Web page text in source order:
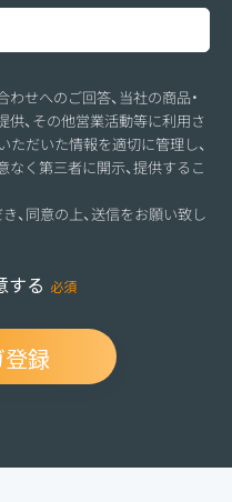
せへのご回答、当社の商品・
供、その他営業活動等に利用さ
ただいた情報を適切に管理し、
く第三者に開示、提供するこ
き、同意の上、送信をお願い致し
する